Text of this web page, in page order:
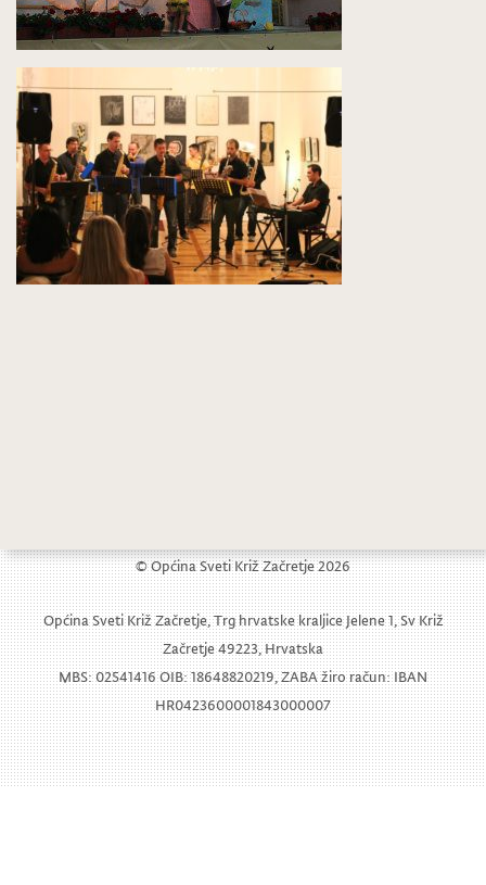
© Općina Sveti Križ Začretje 2026
Općina Sveti Križ Začretje, Trg hrvatske kraljice Jelene 1, Sv Križ
Začretje 49223, Hrvatska
MBS: 02541416 OIB: 18648820219, ZABA žiro račun: IBAN
HR0423600001843000007